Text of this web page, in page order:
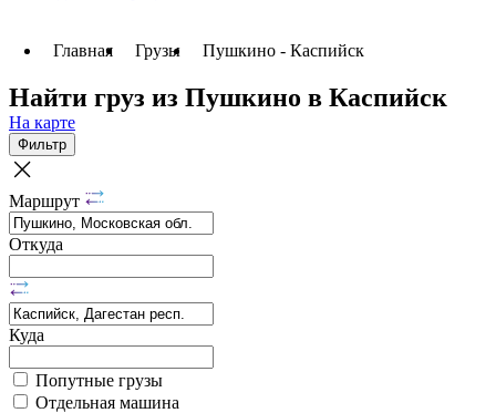
Главная Грузы Пушкино - Каспийск
Найти груз из Пушкино в Каспийск
На карте
Фильтр
Маршрут
Откуда
Куда
Попутные грузы
Отдельная машина